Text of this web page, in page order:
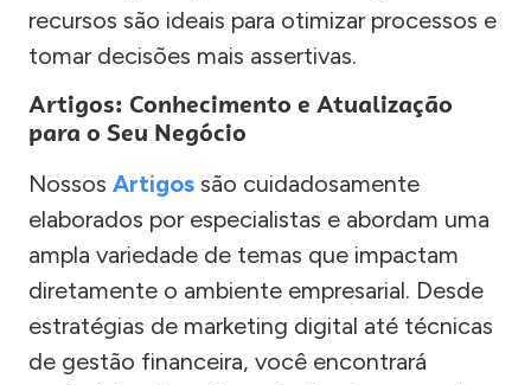
recursos são ideais para otimizar processos e
tomar decisões mais assertivas.
Artigos: Conhecimento e Atualização
para o Seu Negócio
Nossos Artigos são cuidadosamente
elaborados por especialistas e abordam uma
ampla variedade de temas que impactam
diretamente o ambiente empresarial. Desde
estratégias de marketing digital até técnicas
de gestão financeira, você encontrará